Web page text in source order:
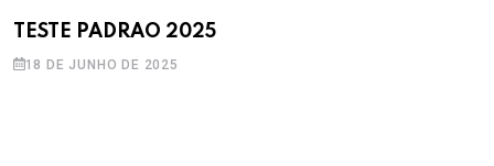
TESTE PADRAO 2025
18 DE JUNHO DE 2025